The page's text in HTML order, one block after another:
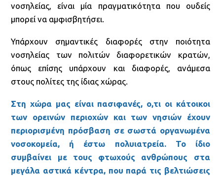
νοσηλείας, είναι μία πραγματικότητα που ουδείς
μπορεί να αμφισβητήσει.
Υπάρχουν σημαντικές διαφορές στην ποιότητα
νοσηλείας των πολιτών διαφορετικών κρατών,
όπως επίσης υπάρχουν και διαφορές, ανάμεσα
στους πολίτες της ίδιας χώρας.
Στη χώρα μας είναι πασιφανές, ο,τι οι κάτοικοι
των ορεινών περιοχών και των νησιών έχουν
περιορισμένη πρόσβαση σε σωστά οργανωμένα
νοσοκομεία, ή έστω πολυιατρεία. Το ίδιο
συμβαίνει με τους φτωχούς ανθρώπους στα
μεγάλα αστικά κέντρα, που παρά τις βελτιώσεις